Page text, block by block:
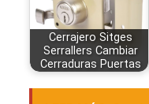
Cerrajero Sitges
Serrallers Cambiar
Cerraduras Puertas